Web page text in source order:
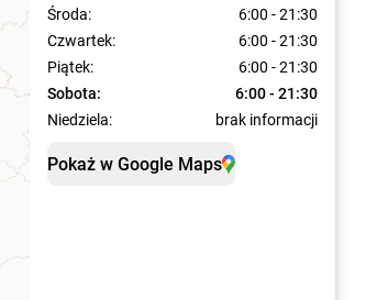
Środa:
6:00 - 21:30
Czwartek:
6:00 - 21:30
Piątek:
6:00 - 21:30
Sobota:
6:00 - 21:30
Niedziela:
brak informacji
Pokaż w Google Maps